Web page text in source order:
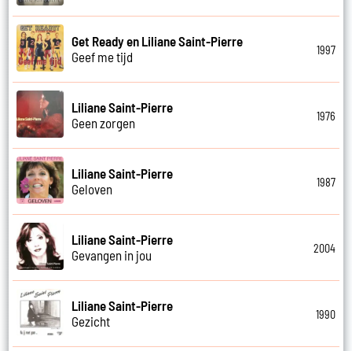
Get Ready en Liliane Saint-Pierre
Geef me tijd
1997
Liliane Saint-Pierre
Geen zorgen
1976
Liliane Saint-Pierre
Geloven
1987
Liliane Saint-Pierre
Gevangen in jou
2004
Liliane Saint-Pierre
Gezicht
1990